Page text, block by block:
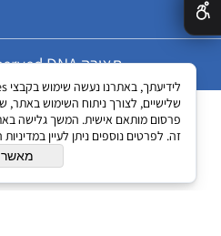
תאורה All rights reserved DNA
בניית
שלישיים, לצורך ניתוח השימוש באתר,
פרסום מותאם אישית. המשך גלישה
זה. לפרטים נוספים ניתן לעיין
מאשר